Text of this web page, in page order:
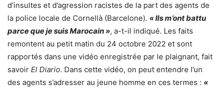
d’insultes et d’agression racistes de la part des agents de
la police locale de Cornellà (Barcelone). « Ils m’ont battu
parce que je suis Marocain », a-t-il indiqué. Les faits
remontent au petit matin du 24 octobre 2022 et sont
rapportés dans une vidéo enregistrée par le plaignant, fait
savoir El Diario. Dans cette vidéo, on peut entendre l’un
des agents s’adresser au jeune homme en ces termes : «